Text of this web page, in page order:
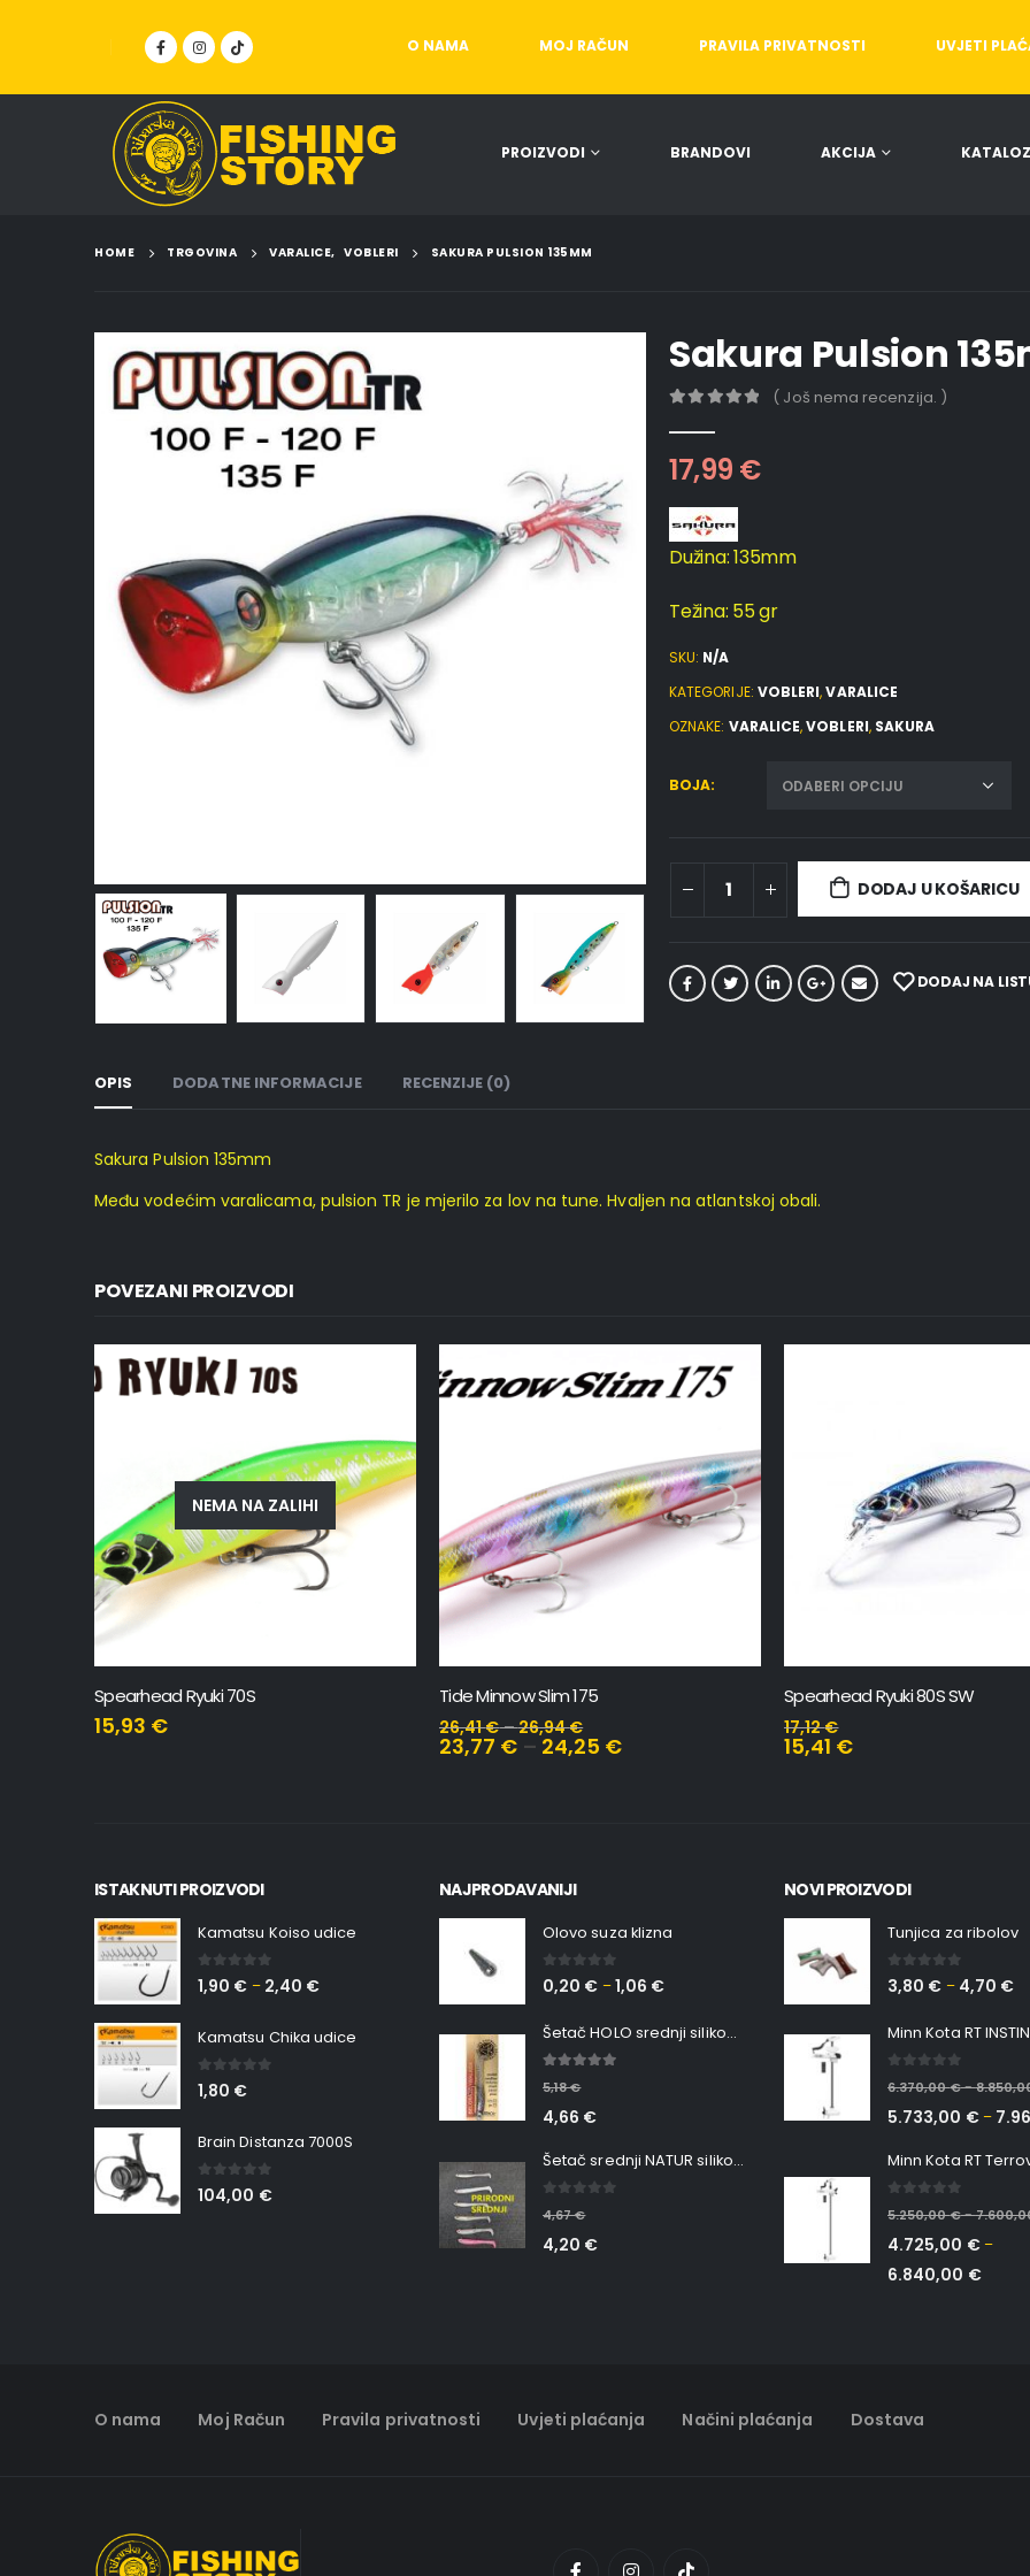
O NAMA MOJ RAČUN PRAVILA PRIVATNOSTI UVJETI
PROIZVODI BRANDOVI AKCIJA
HOME TRGOVINA VARALICE, VOBLERI SAKURA PULSION 135MM
Sakura Pulsion
( Još nema recenzija. )
17,99 €
Dužina: 135mm
Težina: 55 gr
SKU: N/A
KATEGORIJE: VOBLERI,VARALICE
OZNAKE: VARALICE,VOBLERI, SAKURA
BOJA
DODAJ U KOŠARICU
DODAJ NA
OPIS DODATNE INFORMACIJE RECENZIJE (0)
Sakura Pulsion 135mm
Među vodećim varalicama, pulsion TR je mjerilo za lov na tune. Hvaljen na atlantskoj obali.
POVEZANI PROIZVODI
NEMA NA ZALIHI
Spearhead Ryuki 70S
15,93 €
Tide Minnow Slim 175
26,41€–26,94€
23,77 € – 24,25 €
Spearhead Ryuki 80S SW
17,12€
15,41 €
ISTAKNUTI PROIZVODI
Kamatsu Koiso udice
0 out of 5
1,90 € – 2,40 €
Kamatsu Chika udice
0 out of 5
1,80 €
Brain Distanza 7000S
0out of 5
104,00 €
NAJPRODAVANIJI
Olovo suza klizna
0 out of 5
0,20 € –1,06 €
Šetač HOLO srednji silikonska Ribica Belgrade Walker
5,18€
4,66 €
Šetač srednji NATUR silikonska ribica Belgrade Walker
4,67€
4,20 €
NOVI PROIZVODI
Tunjica za ribolov
0 out of 5
3,80 € – 4,70 €
6.370,00€–
5.733,00 €–
5.250,00€–
4.725,00 €–
6.840,00 €
O nama Moj Račun Pravila privatnosti Uvjeti plaćanja Načini plaćanja Dostava